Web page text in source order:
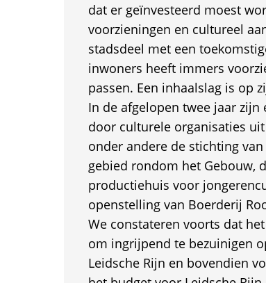
dat er geïnvesteerd moest
voorzieningen en cultureel
stadsdeel met een
inwoners heeft immers
passen. Een inhaalslag is op
In de afgelopen twee jaar
door culturele organisaties
onder andere de stichting
gebied rondom het Gebouw,
productiehuis voor
openstelling van Boerderij
We constateren voorts dat
om ingrijpend te bezuinigen
Leidsche Rijn en bovendien